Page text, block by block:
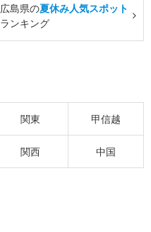
広島県の夏休み人気スポット
ランキング
関東 甲信越
関西 中国